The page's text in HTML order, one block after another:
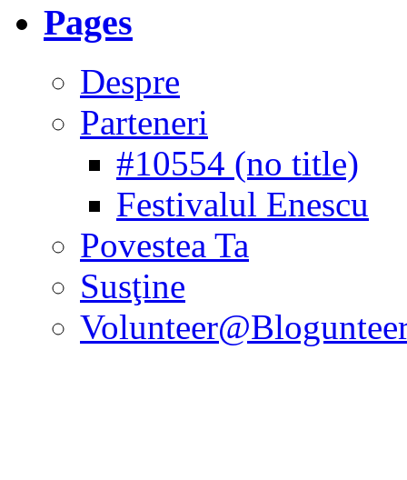
Pages
Despre
Parteneri
#10554 (no title)
Festivalul Enescu
Povestea Ta
Susţine